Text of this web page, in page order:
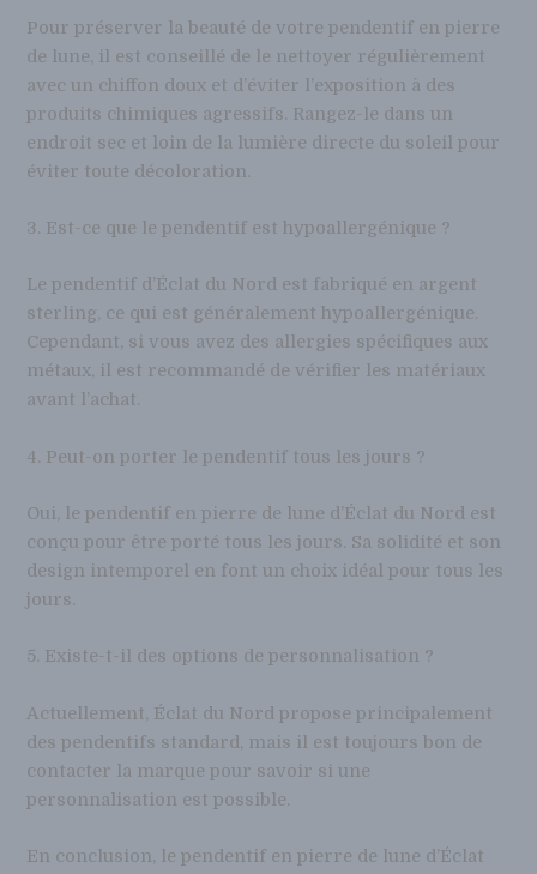
Pour préserver la beauté de votre pendentif en pierre
de lune, il est conseillé de le nettoyer régulièrement
avec un chiffon doux et d’éviter l’exposition à des
produits chimiques agressifs. Rangez-le dans un
endroit sec et loin de la lumière directe du soleil pour
éviter toute décoloration.
3. Est-ce que le pendentif est hypoallergénique ?
Le pendentif d’Éclat du Nord est fabriqué en argent
sterling, ce qui est généralement hypoallergénique.
Cependant, si vous avez des allergies spécifiques aux
métaux, il est recommandé de vérifier les matériaux
avant l’achat.
4. Peut-on porter le pendentif tous les jours ?
Oui, le pendentif en pierre de lune d’Éclat du Nord est
conçu pour être porté tous les jours. Sa solidité et son
design intemporel en font un choix idéal pour tous les
jours.
5. Existe-t-il des options de personnalisation ?
Actuellement, Éclat du Nord propose principalement
des pendentifs standard, mais il est toujours bon de
contacter la marque pour savoir si une
personnalisation est possible.
En conclusion, le pendentif en pierre de lune d’Éclat